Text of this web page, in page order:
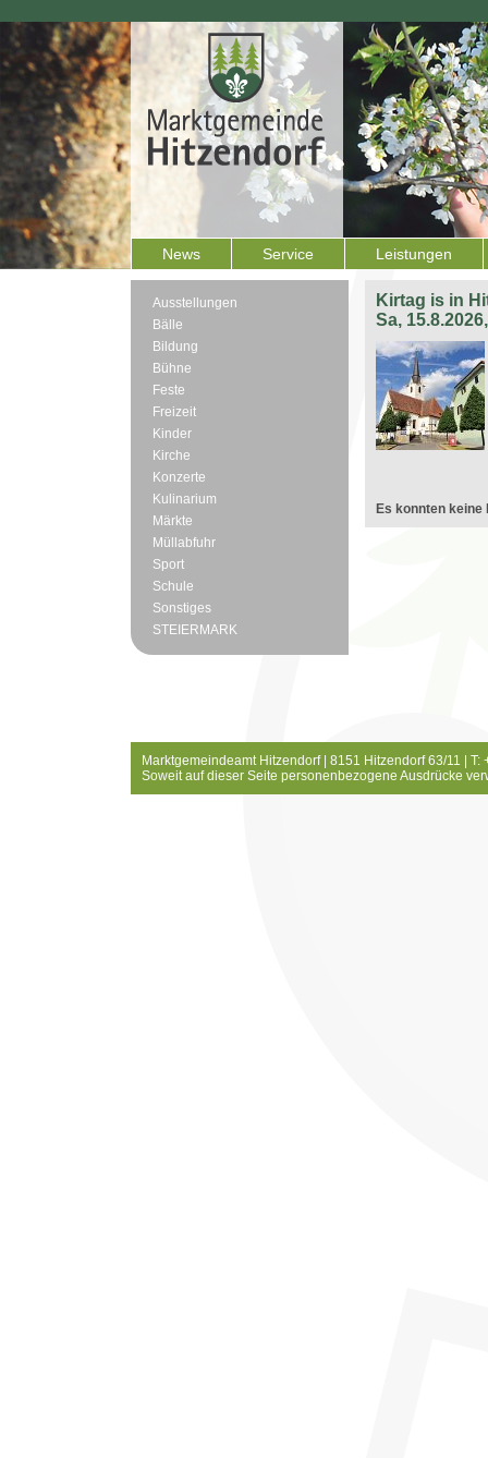
News Service Leistungen
Ausstellungen
Bälle
Bildung
Bühne
Feste
Freizeit
Kinder
Kirche
Konzerte
Kulinarium
Märkte
Müllabfuhr
Sport
Schule
Sonstiges
STEIERMARK
Kirtag is in
Sa,
Es konnten keine
Marktgemeindeamt Hitzendorf | 8151 Hitzendorf 63/11 |
Soweit auf dieser Seite personenbezogene Ausdrücke